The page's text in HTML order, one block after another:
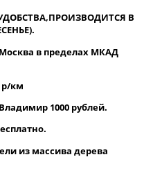
В
в пределах МКАД
р/км
1000 рублей.
из массива дерева